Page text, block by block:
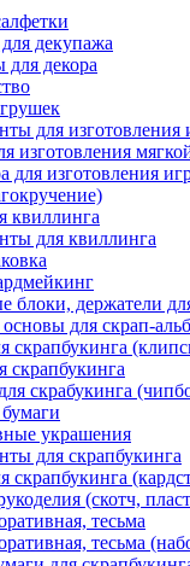
декупажа
для декора
для изготовления
изготовления
для изготовления
квиллинга
для квиллинга
блоки, держатели
для скрап-
скрапбукинга
скрапбукинга
скрабукинга
украшения
для скрапбукинга
скрапбукинга
(скотч,
тесьма
тесьма